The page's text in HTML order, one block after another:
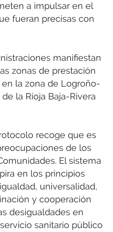
a impulsar en el
fueran precisas con
manifiestan
zonas de prestación
la zona de Logroño-
la Rioja Baja-Rivera
recoge que es
de los
El sistema
en los principios
universalidad,
y cooperación
desigualdades en
sanitario público